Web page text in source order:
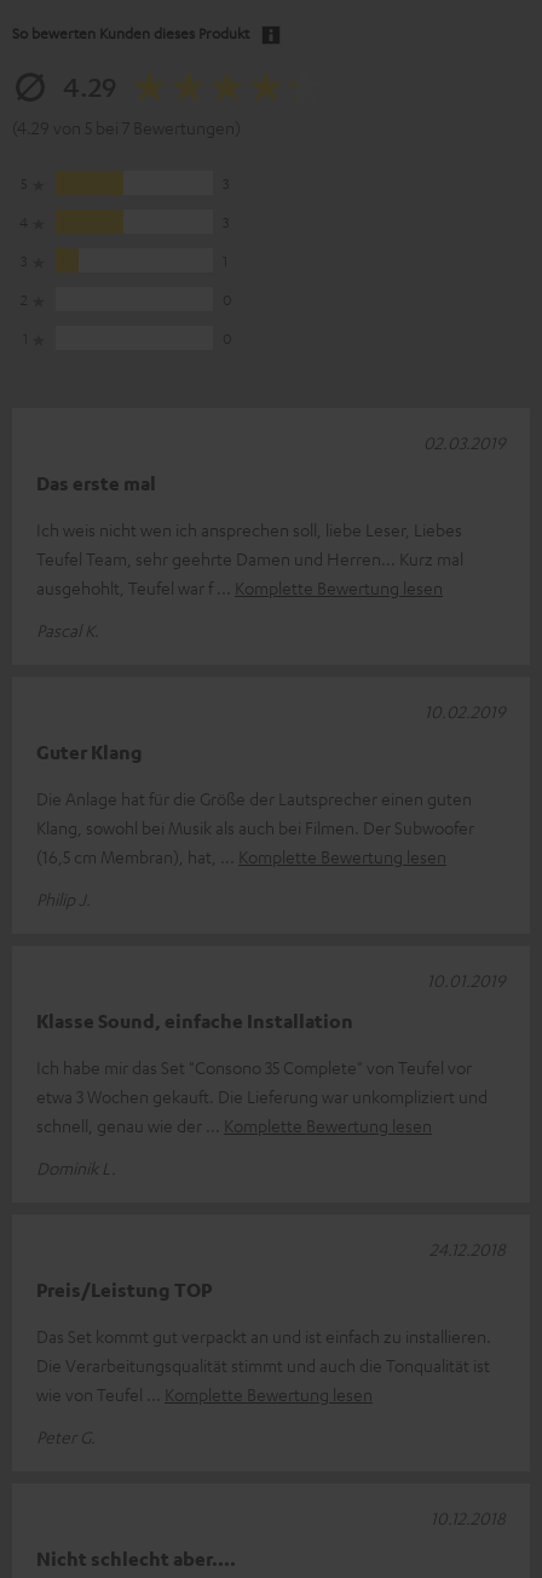
So bewerten Kunden dieses Produkt
Das erste mal
Ich weis nicht wen ich ansprechen soll, liebe Leser, Liebes
Teufel Team, sehr geehrte Damen und Herren... Kurz mal
ausgehohlt, Teufel war f
Komplette Bewertung lesen
Pascal K.
02.03.2019
Guter Klang
Die Anlage hat für die Größe der Lautsprecher einen guten
Klang, sowohl bei Musik als auch bei Filmen. Der Subwoofer
(16,5 cm Membran), hat,
Komplette Bewertung lesen
Philip J.
10.02.2019
Klasse Sound, einfache Installation
Ich habe mir das Set "Consono 35 Complete" von Teufel vor
etwa 3 Wochen gekauft. Die Lieferung war unkompliziert und
schnell, genau wie der
Komplette Bewertung lesen
Dominik L.
10.01.2019
Preis/Leistung TOP
Das Set kommt gut verpackt an und ist einfach zu installieren.
Die Verarbeitungsqualität stimmt und auch die Tonqualität ist
wie von Teufel
Komplette Bewertung lesen
Peter G.
24.12.2018
Nicht schlecht aber....
10.12.2018